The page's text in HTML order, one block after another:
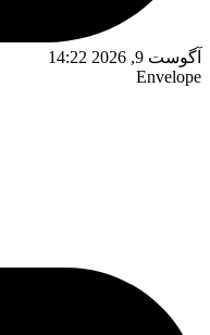
آگوست 9, 2026 14:22
Envelope